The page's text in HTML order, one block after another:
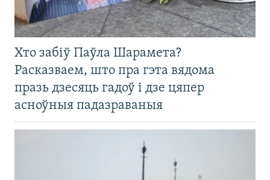
Хто забіў Паўла Шарамета?
Расказваем, што пра гэта вядома
празь дзесяць гадоў і дзе цяпер
асноўныя падазраваныя